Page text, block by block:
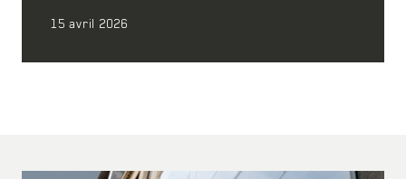
15 avril 2026